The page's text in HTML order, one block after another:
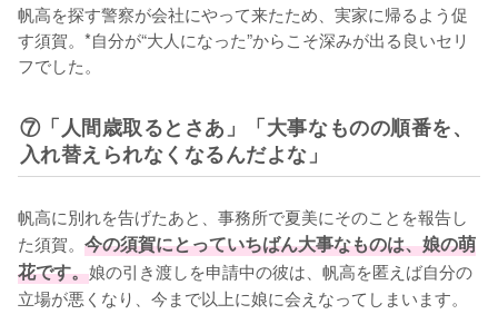
帆高を探す警察が会社にやって来たため、実家に帰るよう促
す須賀。*自分が“大人になった”からこそ深みが出る良いセリ
フでした。
⑦「人間歳取るとさあ」「大事なものの順番を、
入れ替えられなくなるんだよな」
帆高に別れを告げたあと、事務所で夏美にそのことを報告し
た須賀。 今の須賀にとっていちばん大事なものは、娘の萌
花です。娘の引き渡しを申請中の彼は、帆高を匿えば自分の
立場が悪くなり、今まで以上に娘に会えなってしまいます。